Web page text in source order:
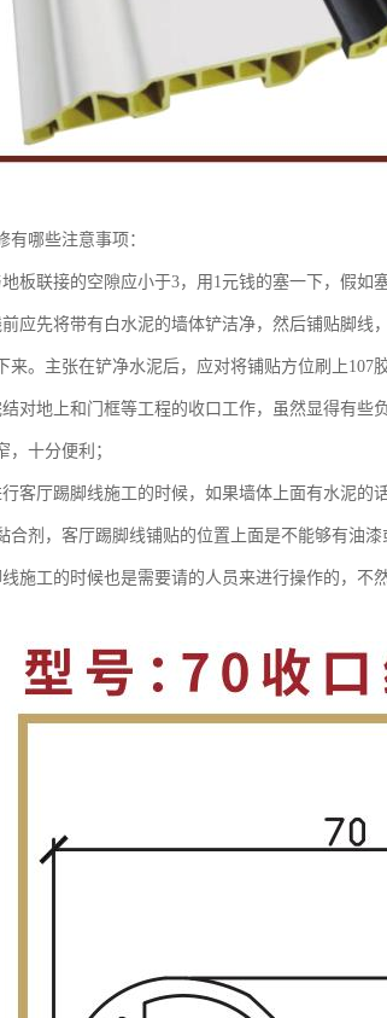
有哪些注意事项：
板联接的空隙应小于3，用1元钱的塞一下，假如
应先将带有白水泥的墙体铲洁净，然后铺贴脚
来。主张在铲净水泥后，应对将铺贴方位刷上107
对地上和门框等工程的收口工作，虽然显得有
，十分便利；
客厅踢脚线施工的时候，如果墙体上面有水泥
合剂，客厅踢脚线铺贴的位置上面是不能够有油
施工的时候也是需要请的人员来进行操作的，